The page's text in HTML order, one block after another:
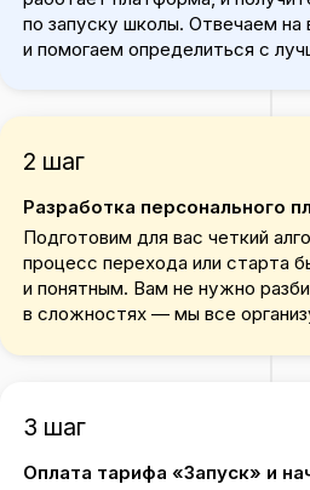
по запуску школы. Отвечаем на
и помогаем определиться с
2 шаг
Разработка персонального
Подготовим для вас четкий
процесс перехода или старта
и понятным. Вам не нужно
в сложностях — мы все
3 шаг
Оплата тарифа «Запуск» и